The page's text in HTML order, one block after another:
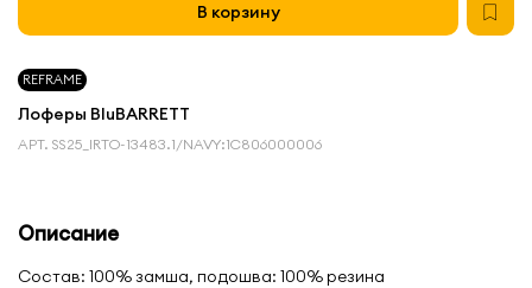
REFRAME
Лоферы BluBARRETT
АРТ. SS25_IRTO-13483.1/NAVY:1С806000006
В корзину
Описание
Состав: 100% замша, подошва: 100% резина